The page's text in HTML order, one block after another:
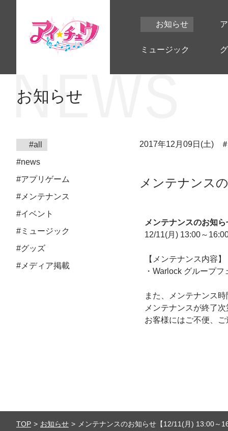
お知らせ
ミュージック
お知らせ
#all
#news
#アプリゲーム
#メンテナンス
#イベント
#ミュージック
#グッズ
#メディア掲載
2017年12月09日(土)
メンテナンス
メンテナンスのお知ら
12/11(月) 13:00～
【メンテナンス内容】
・Warlock グループ
また、メンテナンス
メンテナンスが終了
お客様にはご不便、
TOP お知らせ メンテナンスのお知らせ【12/11(月) 13:00～